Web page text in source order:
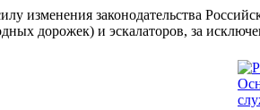
изменения законодательства
дорожек) и эскалаторов, за